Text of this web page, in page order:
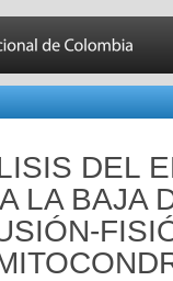
DEL
LA BAJA